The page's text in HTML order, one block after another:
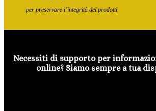
per preservare l’integrità dei prodotti
Necessiti di supporto per
online? Siamo sempre a tua